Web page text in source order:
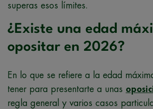
superas esos límites.
¿Existe una edad
opositar en 2026?
En lo que se refiere a la edad
tener para presentarte a unas
regla general y varios casos